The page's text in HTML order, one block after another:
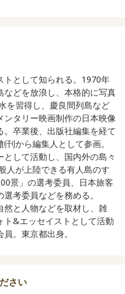
トとして知られる。1970年
どを放浪し、本格的に写真
を習得し、慶良間列島など
ンタリー映画制作の日本映像
卒業後、出版社編集を経て
から編集人として参画。
して活動し、国内外の島々
人が上陸できる有人島のす
景」の選考委員、日本旅客
考委員などを務める。
然と人物などを取材し、雑
ト&エッセイストとして活動
。東京都出身。
さい